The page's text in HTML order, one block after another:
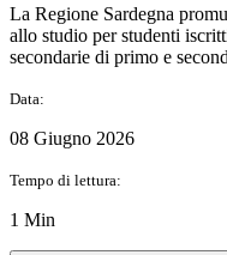
La Regione Sardegna
allo studio per studenti
secondarie di primo e
Data:
08 Giugno 2026
Tempo di lettura:
1 Min